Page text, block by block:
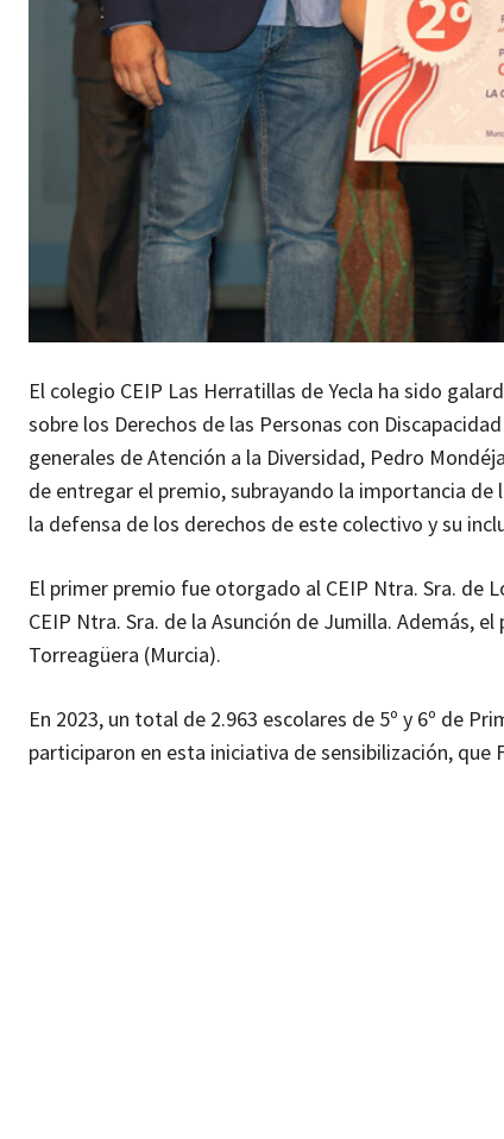
El colegio CEIP Las Herratillas de Yecla ha sido
sobre los Derechos de las Personas con
generales de Atención a la Diversidad, Pedro
de entregar el premio, subrayando la importancia
la defensa de los derechos de este colectivo y su
El primer premio fue otorgado al CEIP Ntra. Sra. de
CEIP Ntra. Sra. de la Asunción de Jumilla. Además,
Torreagüera (Murcia).
En 2023, un total de 2.963 escolares de 5º y 6º de
participaron en esta iniciativa de sensibilización, que